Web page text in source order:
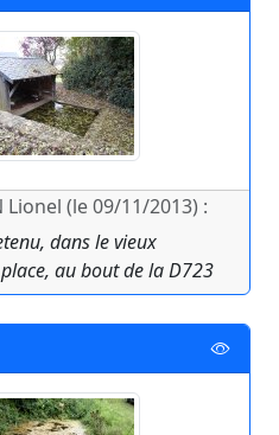
(le 09/11/2013) :
dans le vieux
au bout de la D723